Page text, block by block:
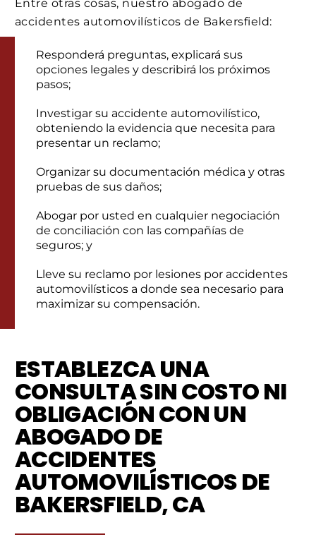
Entre otras cosas, nuestro abogado de
accidentes automovilísticos de Bakersfield:
Responderá preguntas, explicará sus
opciones legales y describirá los próximos
pasos;
Investigar su accidente automovilístico,
obteniendo la evidencia que necesita para
presentar un reclamo;
Organizar su documentación médica y otras
pruebas de sus daños;
Abogar por usted en cualquier negociación
de conciliación con las compañías de
seguros; y
Lleve su reclamo por lesiones por accidentes
automovilísticos a donde sea necesario para
maximizar su compensación.
ESTABLEZCA UNA
CONSULTA SIN COSTO NI
OBLIGACIÓN CON UN
ABOGADO DE
ACCIDENTES
AUTOMOVILÍSTICOS DE
BAKERSFIELD, CA